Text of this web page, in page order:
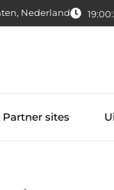
Nederland
Partner sites